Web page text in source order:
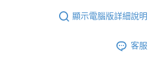
顯示電腦版詳細說明
客服